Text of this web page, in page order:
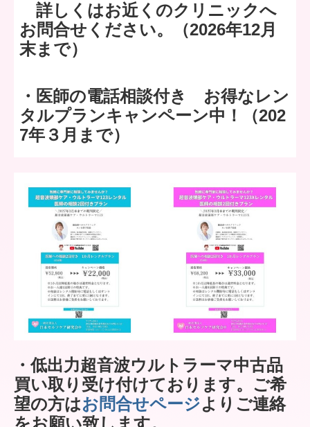
詳しくはお近くのクリニックへ
お問合せください。
（2026年12月
末まで）
・医師の電話相談付き お得なレン
タルプランキャンペーン中！（202
7年３月まで）
・低出力超音波ウルトラーマ中古品
買い取り受け付けております。ご希
望の方はお問合せページよりご連絡